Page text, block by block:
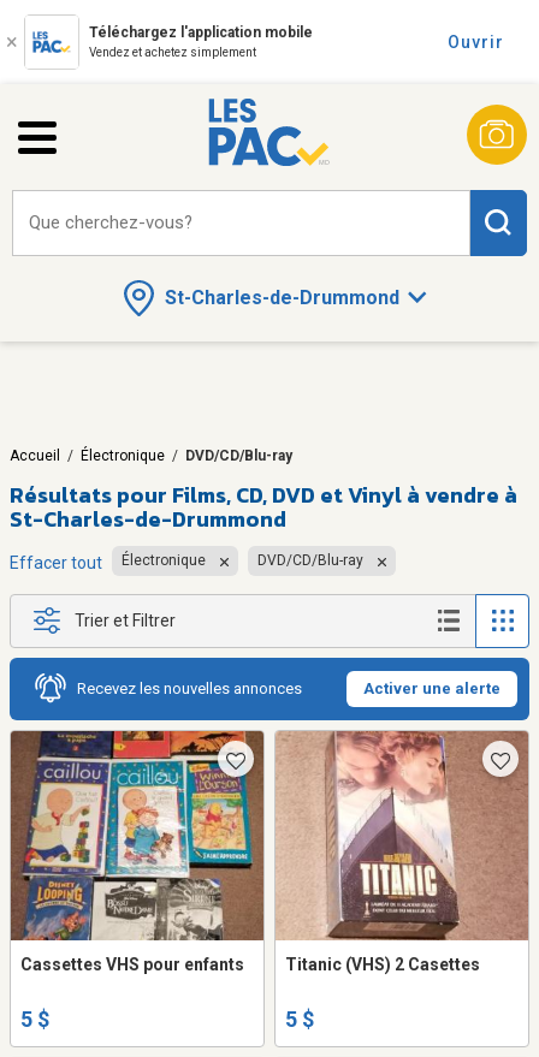
Téléchargez l'application mobile
Vendez et achetez simplement
Ouvrir
St-Charles-de-Drummond
Que cherchez-vous?
Accueil / Électronique / DVD/CD/Blu-ray
Résultats pour Films, CD, DVD et Vinyl à vendre à
St-Charles-de-Drummond
Effacer tout Électronique DVD/CD/Blu-ray
Trier et Filtrer
Recevez les nouvelles annonces Activer une alerte
Cassettes VHS pour enfants
5 $
Titanic (VHS) 2 Casettes
5 $